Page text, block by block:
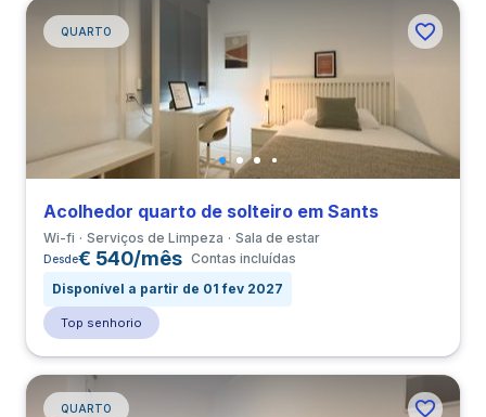
QUARTO
Acolhedor quarto de solteiro em Sants
Wi-fi Serviços de Limpeza Sala de estar
Desde€ 540/mês Contas incluídas
Disponível a partir de 01 fev 2027
Top senhorio
QUARTO